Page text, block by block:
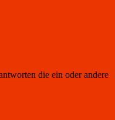
die ein oder andere